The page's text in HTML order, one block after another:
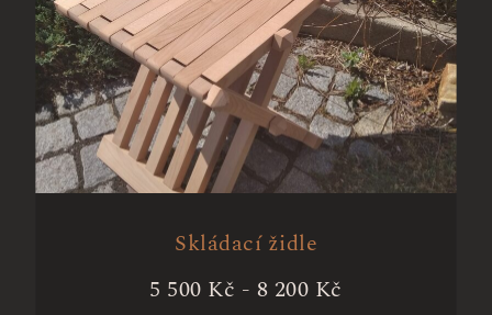
Skládací židle
5 500 Kč - 8 200 Kč